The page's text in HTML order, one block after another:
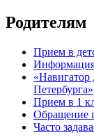
Родителям
Прием в
«Навигатор
Петербурга»
Прием в 1
Обращение
Часто